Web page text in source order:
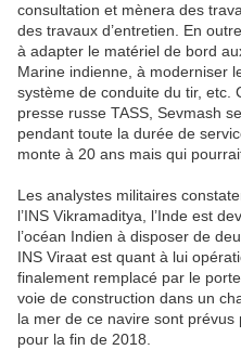
consultation et mènera des
des travaux d’entretien. En
à adapter le matériel de bord
Marine indienne, à moderniser
système de conduite du tir, etc.
presse russe TASS, Sevmash
pendant toute la durée de
monte à 20 ans mais qui
Les analystes militaires
l’INS Vikramaditya, l’Inde est
l’océan Indien à disposer de
INS Viraat est quant à lui
finalement remplacé par le
voie de construction dans un
la mer de ce navire sont
pour la fin de 2018.